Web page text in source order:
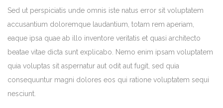
Sed ut perspiciatis unde omnis iste natus error sit voluptatem
accusantium doloremque laudantium, totam rem aperiam,
eaque ipsa quae ab illo inventore veritatis et quasi architecto
beatae vitae dicta sunt explicabo. Nemo enim ipsam voluptatem
quia voluptas sit aspernatur aut odit aut fugit, sed quia
consequuntur magni dolores eos qui ratione voluptatem sequi
nesciunt.